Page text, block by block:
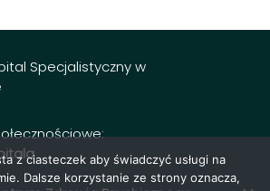
Specjalistyczny w
z ciasteczek aby świadczyć usługi na
Dalsze korzystanie ze strony oznacza,